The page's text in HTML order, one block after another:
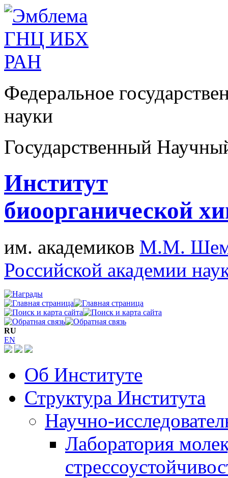
Федеральное
науки
Государственный
Институт
биоорганической
им. академиков М.М.
Российской академии
RU
EN
Об Институте
Структура Института
Научно-
Лаборатория